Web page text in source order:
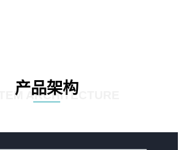
产品架构
ARCHITECTURE